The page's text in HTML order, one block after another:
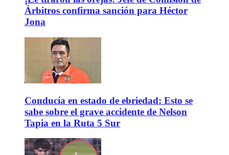
Árbitros confirma sanción para Héctor
Jona
Conducía en estado de ebriedad: Esto se
sabe sobre el grave accidente de Nelson
Tapia en la Ruta 5 Sur